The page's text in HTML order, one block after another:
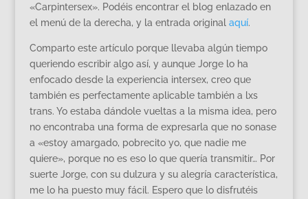
«Carpintersex». Podéis encontrar el blog enlazado en
el menú de la derecha, y la entrada original aquí.
Comparto este artículo porque llevaba algún tiempo
queriendo escribir algo así, y aunque Jorge lo ha
enfocado desde la experiencia intersex, creo que
también es perfectamente aplicable también a lxs
trans. Yo estaba dándole vueltas a la misma idea, pero
no encontraba una forma de expresarla que no sonase
a «estoy amargado, pobrecito yo, que nadie me
quiere», porque no es eso lo que quería transmitir… Por
suerte Jorge, con su dulzura y su alegría característica,
me lo ha puesto muy fácil. Espero que lo disfrutéis